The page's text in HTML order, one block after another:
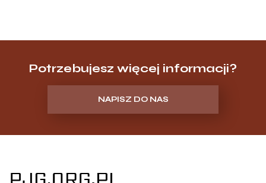
Potrzebujesz więcej informacji?
NAPISZ DO NAS